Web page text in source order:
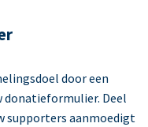
door een
donatieformulier. Deel
supporters aanmoedigt